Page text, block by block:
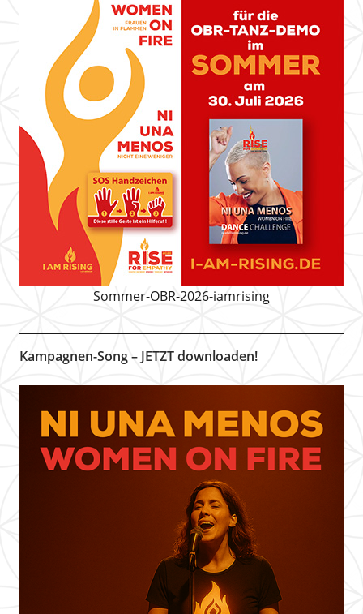
Sommer-OBR-2026-iamrising
Kampagnen-Song – JETZT downloaden!